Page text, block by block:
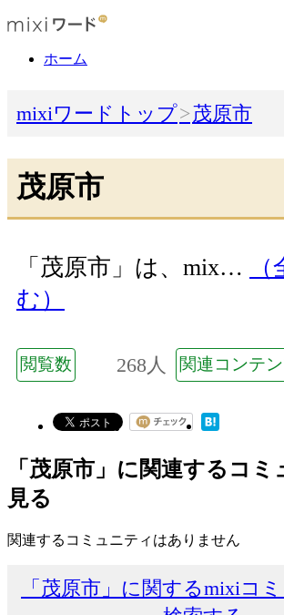
ホーム
mixiワードトップ 茂原市
茂原市
「茂原市」は、mix…
む）
閲覧数 268人 関連コンテ
「茂原市」に関連するコ
見る
関連するコミュニティはありません
「茂原市」に関するmixiコ